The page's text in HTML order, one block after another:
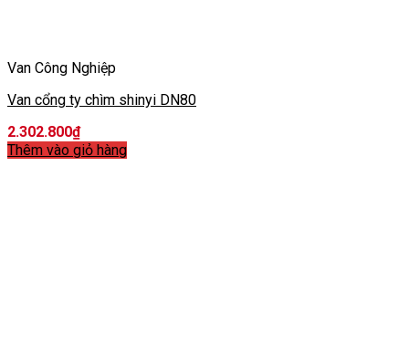
Van Công Nghiệp
Van cổng ty chìm shinyi DN80
2.302.800₫
Thêm vào giỏ hàng